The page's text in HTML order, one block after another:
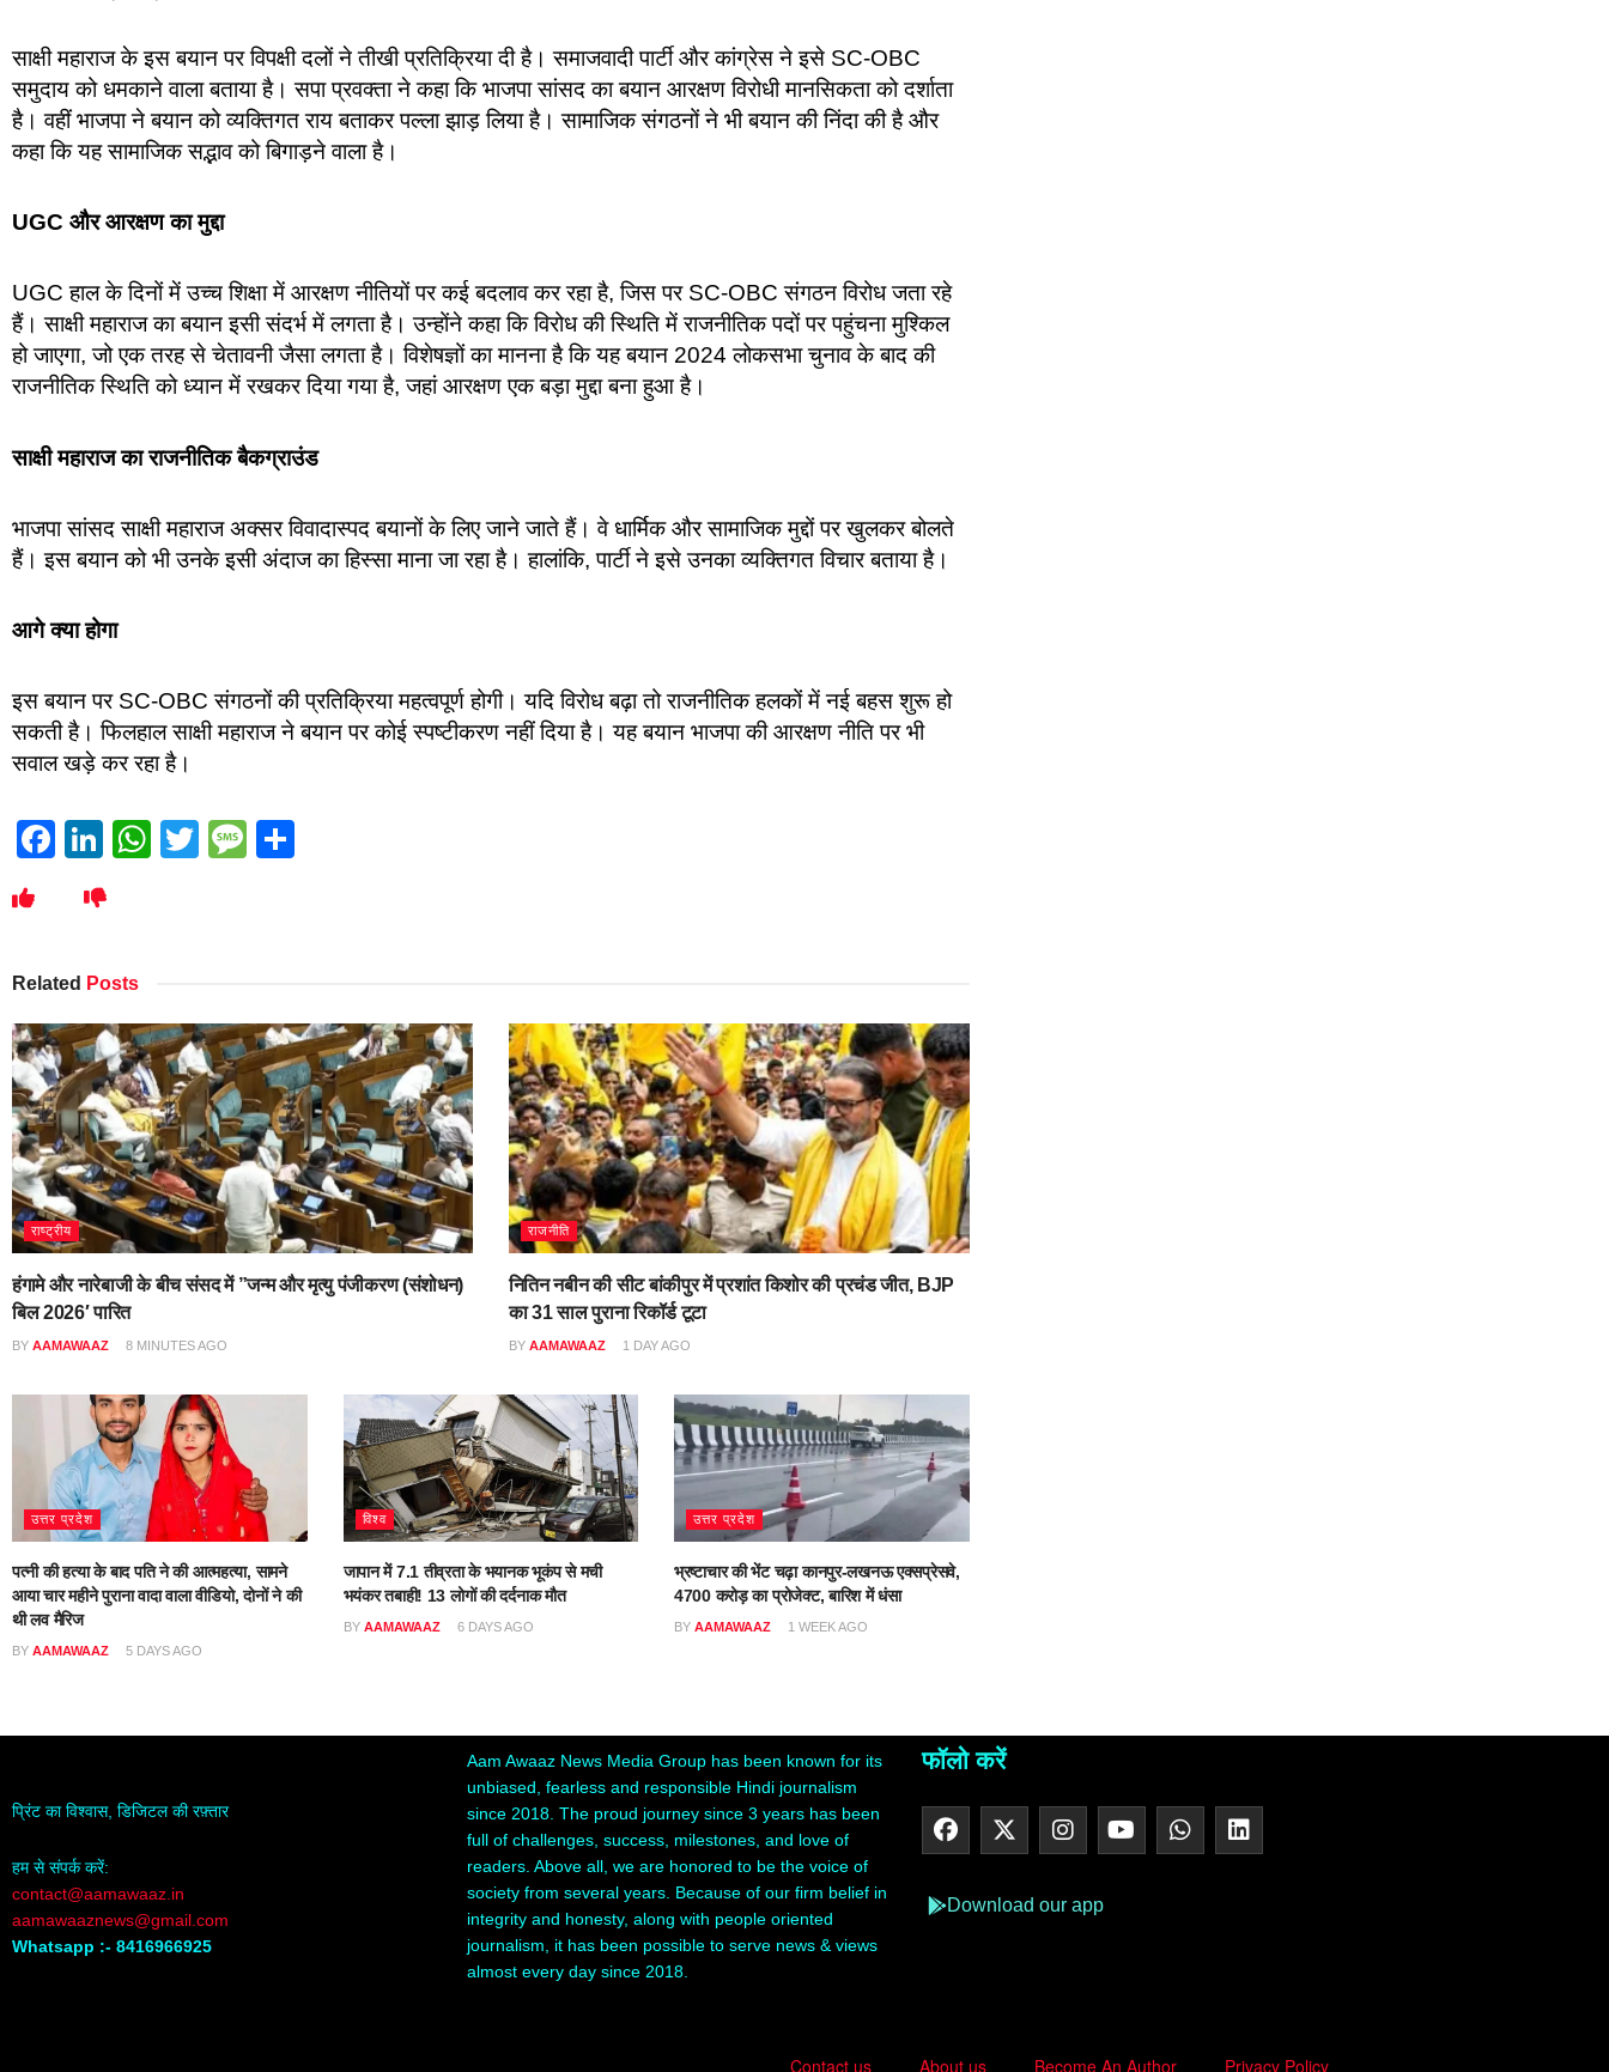
साक्षी महाराज के इस बयान पर विपक्षी दलों ने तीखी प्रतिक्रिया दी है। समाजवादी पार्टी और कांग्रेस ने इसे SC-OBC
समुदाय को धमकाने वाला बताया है। सपा प्रवक्ता ने कहा कि भाजपा सांसद का बयान आरक्षण विरोधी मानसिकता को दर्शाता
है। वहीं भाजपा ने बयान को व्यक्तिगत राय बताकर पल्ला झाड़ लिया है। सामाजिक संगठनों ने भी बयान की निंदा की है और
कहा कि यह सामाजिक सद्भाव को बिगाड़ने वाला है।
UGC और आरक्षण का मुद्दा
UGC हाल के दिनों में उच्च शिक्षा में आरक्षण नीतियों पर कई बदलाव कर रहा है, जिस पर SC-OBC संगठन विरोध जता रहे
हैं। साक्षी महाराज का बयान इसी संदर्भ में लगता है। उन्होंने कहा कि विरोध की स्थिति में राजनीतिक पदों पर पहुंचना मुश्किल
हो जाएगा, जो एक तरह से चेतावनी जैसा लगता है। विशेषज्ञों का मानना है कि यह बयान 2024 लोकसभा चुनाव के बाद की
राजनीतिक स्थिति को ध्यान में रखकर दिया गया है, जहां आरक्षण एक बड़ा मुद्दा बना हुआ है।
साक्षी महाराज का राजनीतिक बैकग्राउंड
भाजपा सांसद साक्षी महाराज अक्सर विवादास्पद बयानों के लिए जाने जाते हैं। वे धार्मिक और सामाजिक मुद्दों पर खुलकर बोलते
हैं। इस बयान को भी उनके इसी अंदाज का हिस्सा माना जा रहा है। हालांकि, पार्टी ने इसे उनका व्यक्तिगत विचार बताया है।
आगे क्या होगा
इस बयान पर SC-OBC संगठनों की प्रतिक्रिया महत्वपूर्ण होगी। यदि विरोध बढ़ा तो राजनीतिक हलकों में नई बहस शुरू हो
सकती है। फिलहाल साक्षी महाराज ने बयान पर कोई स्पष्टीकरण नहीं दिया है। यह बयान भाजपा की आरक्षण नीति पर भी
सवाल खड़े कर रहा है।
Facebook
LinkedIn
WhatsApp
TwitterMessage
Related Posts
राष्ट्रीय
हंगामे और नारेबाजी के बीच संसद में ”जन्म और मृत्यु पंजीकरण (संशोधन)
बिल 2026′ पारित
BY AAMAWAAZ 8 MINUTES AGO
राजनीति
नितिन नबीन की सीट बांकीपुर में प्रशांत किशोर की प्रचंड जीत, BJP
का 31 साल पुराना रिकॉर्ड टूटा
BY AAMAWAAZ 1 DAY AGO
उत्तर प्रदेश
पत्नी की हत्या के बाद पति ने की आत्महत्या, सामने
आया चार महीने पुराना वादा वाला वीडियो, दोनों ने की
थी लव मैरिज
BY AAMAWAAZ 5 DAYS AGO
विश्व
जापान में 7.1 तीव्रता के भयानक भूकंप से मची
भयंकर तबाही! 13 लोगों की दर्दनाक मौत
BY AAMAWAAZ 6 DAYS AGO
उत्तर प्रदेश
भ्रष्टाचार की भेंट चढ़ा कानपुर-लखनऊ एक्सप्रेसवे,
4700 करोड़ का प्रोजेक्ट, बारिश में धंसा
BY AAMAWAAZ 1 WEEK AGO
प्रिंट का विश्वास, डिजिटल की रफ़्तार
हम से संपर्क करें:
contact@aamawaaz.in
aamawaaznews@gmail.com
Whatsapp :- 8416966925
Aam Awaaz News Media Group has been known for its
unbiased, fearless and responsible Hindi journalism
since 2018. The proud journey since 3 years has been
full of challenges, success, milestones, and love of
readers. Above all, we are honored to be the voice of
society from several years. Because of our firm belief in
integrity and honesty, along with people oriented
journalism, it has been possible to serve news & views
almost every day since 2018.
फॉलो करें
Download our app
Contact us About us Become An Author Privacy Policy